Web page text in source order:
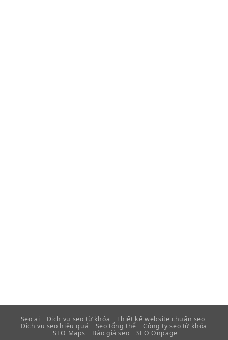
Seo ai Dịch vụ seo từ khóa
Thiết kế website chuẩn seo
Dịch vụ seo hiệu quả
Seo tổng thể
Công ty seo từ khóa
SEO Maps
Báo giá seo SEO Onpage